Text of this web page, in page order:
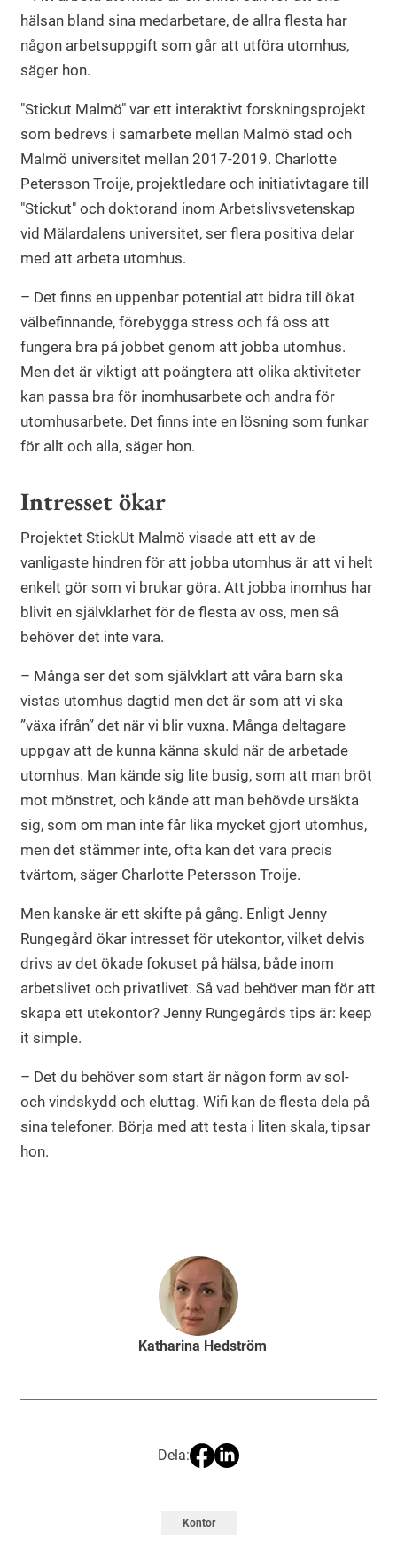
hälsan bland sina medarbetare, de allra flesta har
någon arbetsuppgift som går att utföra utomhus,
säger hon.
"Stickut Malmö" var ett interaktivt forskningsprojekt
som bedrevs i samarbete mellan Malmö stad och
Malmö universitet mellan 2017-2019. Charlotte
Petersson Troije, projektledare och initiativtagare till
"Stickut" och doktorand inom Arbetslivsvetenskap
vid Mälardalens universitet, ser flera positiva delar
med att arbeta utomhus.
– Det finns en uppenbar potential att bidra till ökat
välbefinnande, förebygga stress och få oss att
fungera bra på jobbet genom att jobba utomhus.
Men det är viktigt att poängtera att olika aktiviteter
kan passa bra för inomhusarbete och andra för
utomhusarbete. Det finns inte en lösning som funkar
för allt och alla, säger hon.
Intresset ökar
Projektet StickUt Malmö visade att ett av de
vanligaste hindren för att jobba utomhus är att vi helt
enkelt gör som vi brukar göra. Att jobba inomhus har
blivit en självklarhet för de flesta av oss, men så
behöver det inte vara.
– Många ser det som självklart att våra barn ska
vistas utomhus dagtid men det är som att vi ska
”växa ifrån” det när vi blir vuxna. Många deltagare
uppgav att de kunna känna skuld när de arbetade
utomhus. Man kände sig lite busig, som att man bröt
mot mönstret, och kände att man behövde ursäkta
sig, som om man inte får lika mycket gjort utomhus,
men det stämmer inte, ofta kan det vara precis
tvärtom, säger Charlotte Petersson Troije.
Men kanske är ett skifte på gång. Enligt Jenny
Rungegård ökar intresset för utekontor, vilket delvis
drivs av det ökade fokuset på hälsa, både inom
arbetslivet och privatlivet. Så vad behöver man för att
skapa ett utekontor? Jenny Rungegårds tips är: keep
it simple.
– Det du behöver som start är någon form av sol-
och vindskydd och eluttag. Wifi kan de flesta dela på
sina telefoner. Börja med att testa i liten skala, tipsar
hon.
Katharina Hedström
Dela:
Kontor